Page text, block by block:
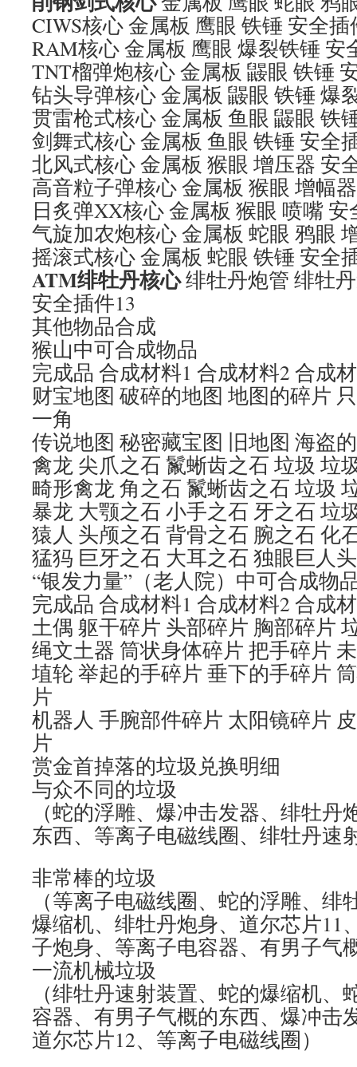
CIWS核心 金属板 鹰眼 铁锤 安全插
RAM核心 金属板 鹰眼 爆裂铁锤 安
TNT榴弹炮核心 金属板 鼹眼 铁锤
钻头导弹核心 金属板 鼹眼 铁锤 爆
贯雷枪式核心 金属板 鱼眼 鼹眼 铁
剑舞式核心 金属板 鱼眼 铁锤 安全
北风式核心 金属板 猴眼 增压器 安
高音粒子弹核心 金属板 猴眼 增幅
日炙弹XX核心 金属板 猴眼 喷嘴 安
气旋加农炮核心 金属板 蛇眼 鸦眼
摇滚式核心 金属板 蛇眼 铁锤 安全
ATM绯牡丹核心绯牡丹炮管 绯牡
安全插件13
其他物品合成
猴山中可合成物品
完成品 合成材料1 合成材料2 合成
财宝地图 破碎的地图 地图的碎片
一角
传说地图 秘密藏宝图 旧地图 海盗
禽龙 尖爪之石 鬣蜥齿之石 垃圾 垃
畸形禽龙 角之石 鬣蜥齿之石 垃圾
暴龙 大颚之石 小手之石 牙之石 垃
猿人 头颅之石 背骨之石 腕之石 化
猛犸 巨牙之石 大耳之石 独眼巨人
“银发力量”（老人院）中可合成物
完成品 合成材料1 合成材料2 合成
土偶 躯干碎片 头部碎片 胸部碎片
绳文土器 筒状身体碎片 把手碎片
埴轮 举起的手碎片 垂下的手碎片
片
机器人 手腕部件碎片 太阳镜碎片
片
赏金首掉落的垃圾兑换明细
与众不同的垃圾
（蛇的浮雕、爆冲击发器、绯牡丹
东西、等离子电磁线圈、绯牡丹速
非常棒的垃圾
（等离子电磁线圈、蛇的浮雕、绯
爆缩机、绯牡丹炮身、道尔芯片11
子炮身、等离子电容器、有男子气
一流机械垃圾
（绯牡丹速射装置、蛇的爆缩机、
容器、有男子气概的东西、爆冲击
道尔芯片12、等离子电磁线圈）